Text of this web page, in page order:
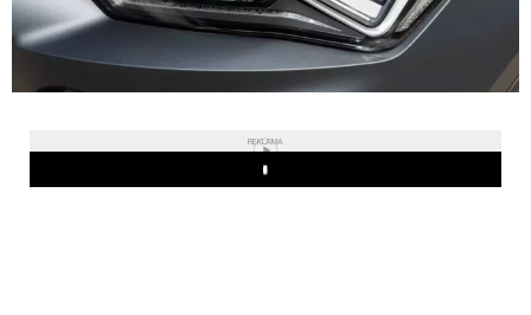
REKLAMA
Play